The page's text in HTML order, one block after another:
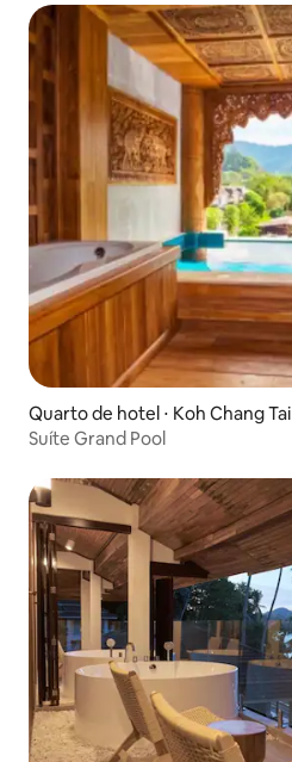
Quarto de hotel ⋅ Koh Chang Tai
Suíte Grand Pool